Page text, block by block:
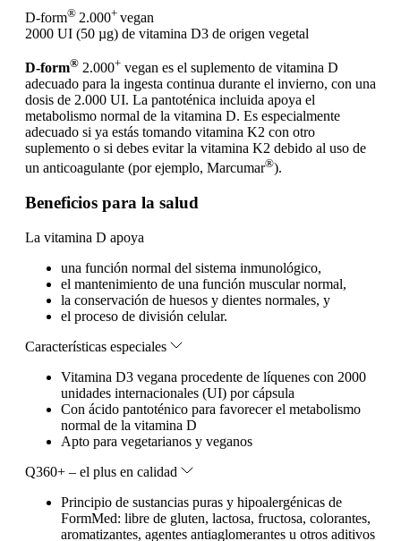
D-form® 2.000+ vegan
2000 UI (50 µg) de vitamina D3 de origen vegetal
D-form® 2.000+ vegan es el suplemento de vitamina D
adecuado para la ingesta continua durante el invierno, con una
dosis de 2.000 UI. La pantoténica incluida apoya el
metabolismo normal de la vitamina D. Es especialmente
adecuado si ya estás tomando vitamina K2 con otro
suplemento o si debes evitar la vitamina K2 debido al uso de
un anticoagulante (por ejemplo, Marcumar®).
Beneficios para la salud
La vitamina D apoya
una función normal del sistema inmunológico,
el mantenimiento de una función muscular normal,
la conservación de huesos y dientes normales, y
el proceso de división celular.
Características especiales
Vitamina D3 vegana procedente de líquenes con 2000
unidades internacionales (UI) por cápsula
Con ácido pantoténico para favorecer el metabolismo
normal de la vitamina D
Apto para vegetarianos y veganos
Q360+ – el plus en calidad
Principio de sustancias puras y hipoalergénicas de
FormMed: libre de gluten, lactosa, fructosa, colorantes,
aromatizantes, agentes antiaglomerantes u otros aditivos